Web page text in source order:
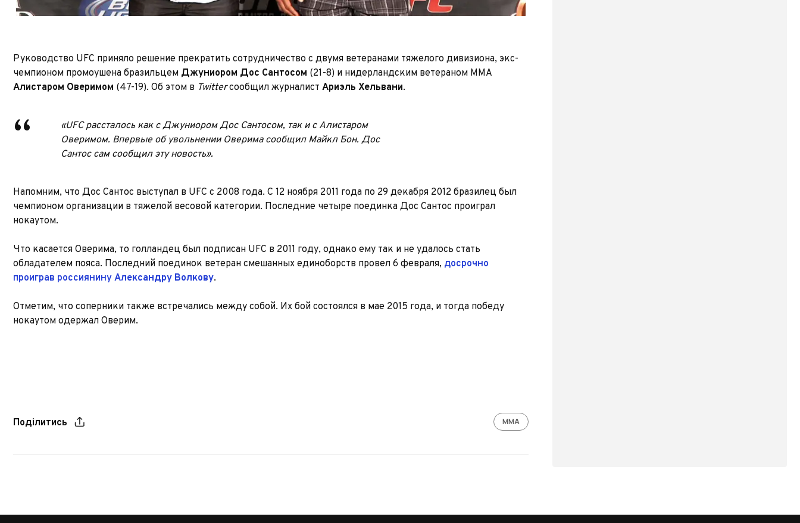
Руководство UFC приняло решение прекратить сотрудничество с двумя ветеранами тяжелого дивизиона, экс-
чемпионом промоушена бразильцем Джуниором Дос Сантосом (21-8) и нидерландским ветераном ММА
Алистаром Оверимом (47-19). Об этом в Twitterсообщил журналист Ариэль Хельвани.
«UFC рассталось как с Джуниором Дос Сантосом, так и с Алистаром
Оверимом. Впервые об увольнении Оверима сообщил Майкл Бон. Дос
Сантос сам сообщил эту новость».
Напомним, что Дос Сантос выступал в UFC с 2008 года. С 12 ноября 2011 года по 29 декабря 2012 бразилец был
чемпионом организации в тяжелой весовой категории. Последние четыре поединка Дос Сантос проиграл
нокаутом.
Что касается Оверима, то голландец был подписан UFC в 2011 году, однако ему так и не удалось стать
обладателем пояса. Последний поединок ветеран смешанных единоборств провел 6 февраля, досрочно
проиграв россиянину Александру Волкову.
Отметим, что соперники также встречались между собой. Их бой состоялся в мае 2015 года, и тогда победу
нокаутом одержал Оверим.
Поділитись ММА